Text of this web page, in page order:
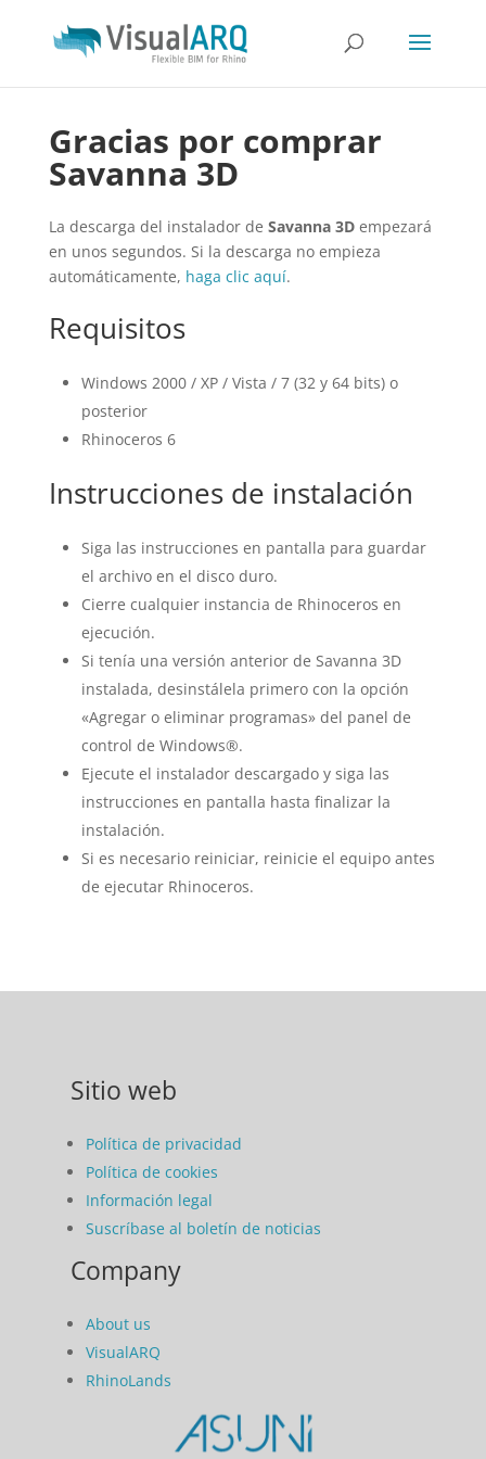
Gracias por comprar
Savanna 3D
La descarga del instalador de Savanna 3Dempezará
en unos segundos. Si la descarga no empieza
automáticamente, haga clic aquí.
Requisitos
Windows 2000 / XP / Vista / 7 (32 y 64 bits) o
posterior
Rhinoceros 6
Instrucciones de instalación
Siga las instrucciones en pantalla para guardar
el archivo en el disco duro.
Cierre cualquier instancia de Rhinoceros en
ejecución.
Si tenía una versión anterior de Savanna 3D
instalada, desinstálela primero con la opción
«Agregar o eliminar programas» del panel de
control de Windows®.
Ejecute el instalador descargado y siga las
instrucciones en pantalla hasta finalizar la
instalación.
Si es necesario reiniciar, reinicie el equipo antes
de ejecutar Rhinoceros.
Sitio web
Política de privacidad
Política de cookies
Información legal
Suscríbase al boletín de noticias
Company
About us
VisualARQ
RhinoLands